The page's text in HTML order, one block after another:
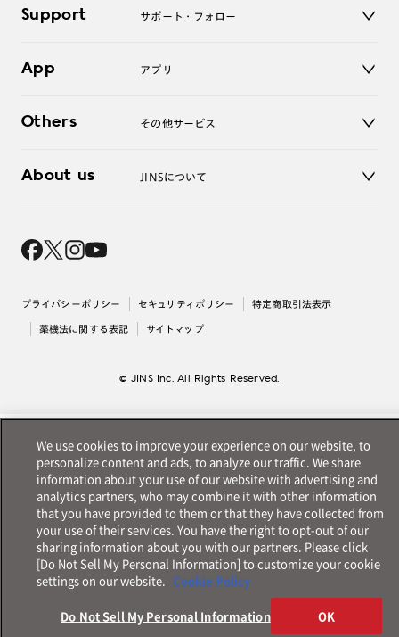
アクセサリー
ログアウト
Support サポート・フォロー
よくあるご質問
お問い合わせ
App アプリ
Others その他サービス
レンズ交換
About us JINSについて
採用情報
出店について
プライバシーポリシー セキュリティポリシー 特定商取引法表示
薬機法に関する表記 サイトマップ
© JINS Inc. All Rights Reserved.
We use cookies to improve your experience on our website, to
personalize content and ads, to analyze our traffic. We share
information about your use of our website with advertising and
analytics partners, who may combine it with other information
that you have provided to them or that they have collected from
your use of their services. You have the right to opt-out of our
sharing information about you with our partners. Please click
[Do Not Sell My Personal Information] to customize your cookie
settings on our website. Cookie Policy
Do Not Sell My Personal Information OK